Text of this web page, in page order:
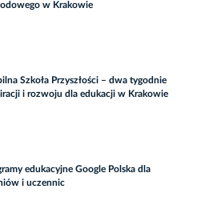
w Krakowie
Szkoła Przyszłości – dwa tygodnie
i rozwoju dla edukacji w Krakowie
edukacyjne Google Polska dla
i uczennic